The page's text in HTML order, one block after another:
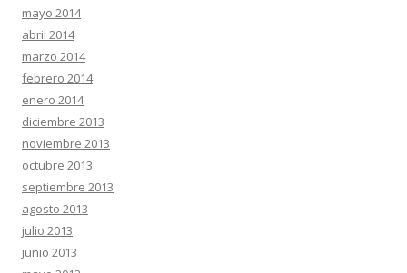
mayo 2014
abril 2014
marzo 2014
febrero 2014
enero 2014
diciembre 2013
noviembre 2013
octubre 2013
septiembre 2013
agosto 2013
julio 2013
junio 2013